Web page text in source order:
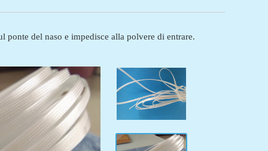
ponte del naso e impedisce alla polvere di entrare.